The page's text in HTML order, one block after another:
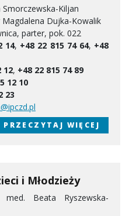
Smorczewska-Kiljan
Magdalena Dujka-Kowalik
parter, pok. 022
14, +48 22 815 74 64, +48
12, +48 22 815 74 89
12 10
23
PRZECZYTAJ WIĘCEJ
i Młodzieży
Beata Ryszewska-